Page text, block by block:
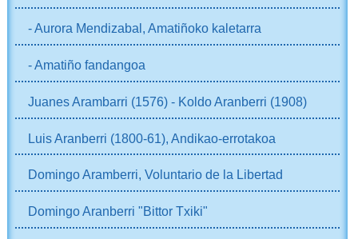
- Aurora Mendizabal, Amatiñoko kaletarra
- Amatiño fandangoa
Juanes Arambarri (1576) - Koldo Aranberri (1908)
Luis Aranberri (1800-61), Andikao-errotakoa
Domingo Aramberri, Voluntario de la Libertad
Domingo Aranberri "Bittor Txiki"